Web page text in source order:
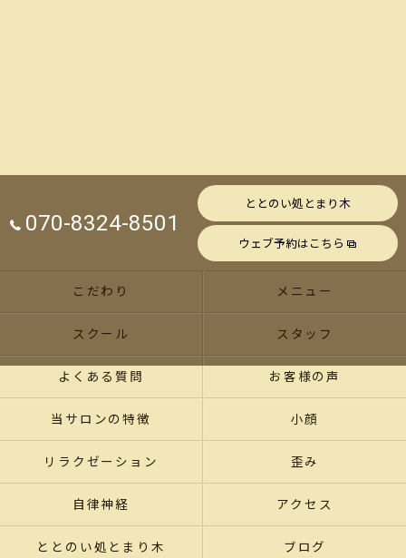
070-8324-8501
ととのい処とまり木
ウェブ予約はこちら
こだわり メニュー
スクール スタッフ
よくある質問 お客様の声
当サロンの特徴 小顔
リラクゼーション 歪み
自律神経 アクセス
ととのい処とまり木 ブログ